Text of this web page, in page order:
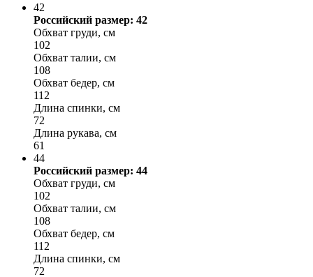
42
Российский размер: 42
Обхват груди, см
102
Обхват талии, см
108
Обхват бедер, см
112
Длина спинки, см
72
Длина рукава, см
61
44
Российский размер: 44
Обхват груди, см
102
Обхват талии, см
108
Обхват бедер, см
112
Длина спинки, см
72